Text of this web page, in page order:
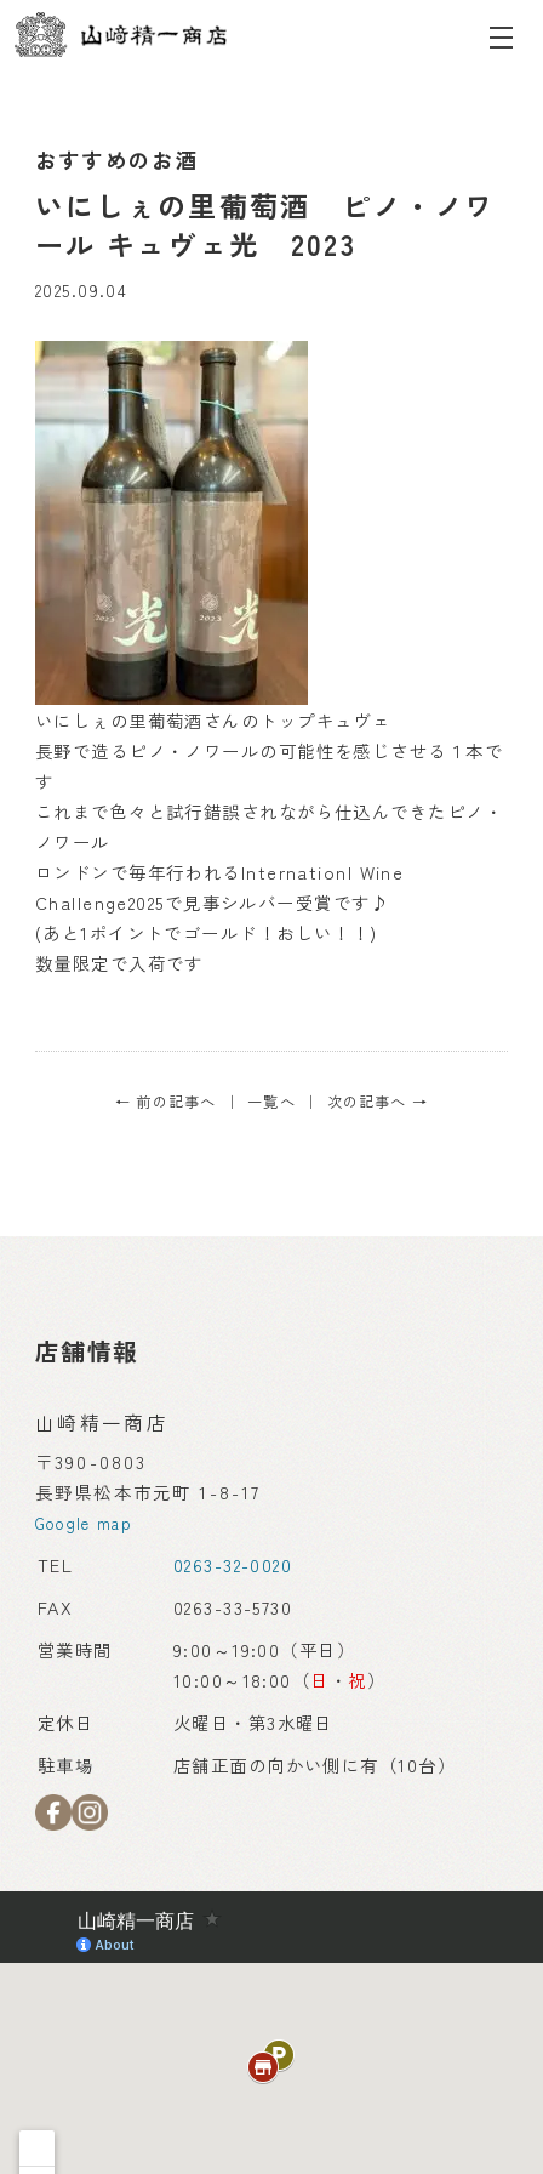
おすすめのお酒
いにしぇの里葡萄酒 ピノ・ノワ
ール キュヴェ光 2023
2025.09.04
いにしぇの里葡萄酒さんのトップキュヴェ
長野で造るピノ・ノワールの可能性を感じさせる１本で
す
これまで色々と試行錯誤されながら仕込んできたピノ・
ノワール
ロンドンで毎年行われるInternationl Wine
Challenge2025で見事シルバー受賞です♪
(あと1ポイントでゴールド！おしい！！)
数量限定で入荷です
← 前の記事へ 一覧へ 次の記事へ →
店舗情報
山崎精一商店
〒390-0803
長野県松本市元町 1-8-17
Google map
TEL
0263-32-0020
FAX
0263-33-5730
営業時間
9:00～19:00（平日）
10:00～18:00（日 ・ 祝）
定休日
火曜日・第3水曜日
駐車場
店舗正面の向かい側に有（10台）